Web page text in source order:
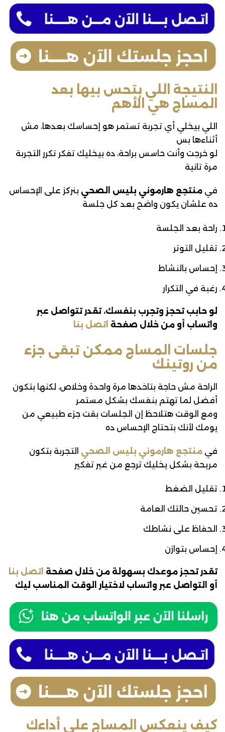
النتيجة اللي بتحس بيها بعد
المساج هي الأهم
اللي بيخلي أي تجربة تستمر هو إحساسك بعدها، مش
أثناءها بس
لو خرجت وأنت حاسس براحة، ده بيخليك تفكر تكرر التجربة
مرة تانية
في منتجع هارموني بليس الصحي بنركز على الإحساس
ده علشان يكون واضح بعد كل جلسة
راحة بعد الجلسة
تقليل التوتر
إحساس بالنشاط
رغبة في التكرار
لو حابب تحجز وتجرب بنفسك، تقدر تتواصل عبر
واتساب أو من خلال صفحة اتصل بنا
جلسات المساج ممكن تبقى جزء
من روتينك
الراحة مش حاجة بتاخدها مرة واحدة وخلاص، لكنها بتكون
أفضل لما تهتم بنفسك بشكل مستمر
ومع الوقت هتلاحظ إن الجلسات بقت جزء طبيعي من
يومك لأنك بتحتاج الإحساس ده
في منتجع هارموني بليس الصحي التجربة بتكون
مريحة بشكل يخليك ترجع من غير تفكير
تقليل الضغط
تحسين حالتك العامة
الحفاظ على نشاطك
إحساس بتوازن
تقدر تحجز موعدك بسهولة من خلال صفحة اتصل بنا
أو التواصل عبر واتساب لاختيار الوقت المناسب ليك
كيف ينعكس المساج على أداءك